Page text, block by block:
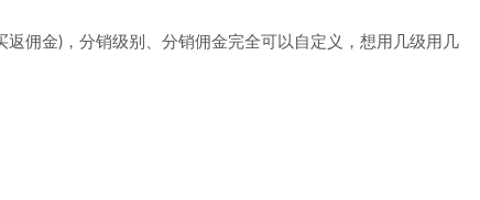
佣金)，分销级别、分销佣金完全可以自定义，想用几级用几